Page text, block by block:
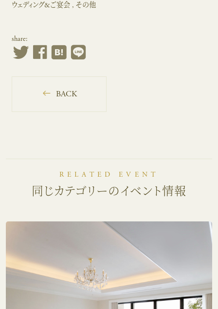
ウェディング&ご宴会
その他
share:
BACK
RELATED EVENT
同じカテゴリーのイベント情報